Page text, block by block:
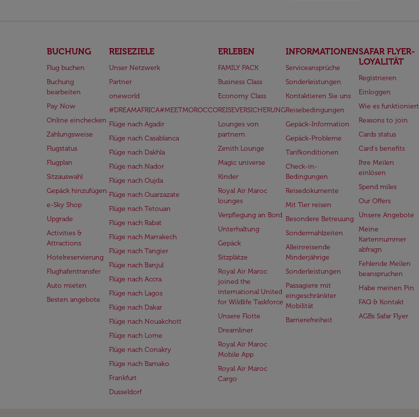
BUCHUNG
Flug buchen
Buchung
bearbeiten
Pay Now
Online einchecken
Zahlungsweise
Flugstatus
Flugplan
Sitzauswahl
Gepäck hinzufügen
e-Sky Shop
Upgrade
Activities &
Attractions
Hotelreservierung
Flughafentransfer
Auto mieten
Besten angebote
REISEZIELE
Unser Netzwerk
Partner
oneworld
#DREAMAFRICA#MEETMOROCCO
Flüge nach Agadir
Flüge nach Casablanca
Flüge nach Dakhla
Flüge nach Nador
Flüge nach Oujda
Flüge nach Ouarzazate
Flüge nach Tetouan
Flüge nach Rabat
Flüge nach Marrakech
Flüge nach Tangier
Flüge nach Banjul
Flüge nach Accra
Flüge nach Lagos
Flüge nach Dakar
Flüge nach Nouakchott
Flüge nach Lome
Flüge nach Conakry
Flüge nach Bamako
Frankfurt
Dusseldorf
ERLEBEN
FAMILY PACK
Business Class
Economy Class
REISEVERSICHERUNG
Lounges von
partnern
Zenith Lounge
Magic universe
Kinder
Royal Air Maroc
lounges
Verpflegung an Bord
Unterhaltung
Gepäck
Sitzplätze
Royal Air Maroc
joined the
international United
for Wildlife Taskforce
Unsere Flotte
Dreamliner
Royal Air Maroc
Mobile App
Royal Air Maroc
Cargo
INFORMATIONEN
Serviceansprüche
Sonderleistungen
Kontaktieren Sie uns
Reisebedingungen
Gepäck-Information
Gepäck-Probleme
Tarifkonditionen
Check-in-
Bedingungen
Reisedokumente
Mit Tier reisen
Besondere Betreuung
Sondermahlzeiten
Alleinreisende
Minderjährige
Sonderleistungen
Passagiere mit
eingeschränkter
Mobilität
Barrierefreiheit
SAFAR FLYER-
LOYALITÄT
Registrieren
Einloggen
Wie es funktioniert
Reasons to join
Cards status
Card's benefits
Ihre Meilen
einlösen
Spend miles
Our Offers
Unsere Angebote
Meine
Kartennummer
abfragn
Fehlende Meilen
beanspruchen
Habe meinen Pin
FAQ & Kontakt
AGBs Safar Flyer